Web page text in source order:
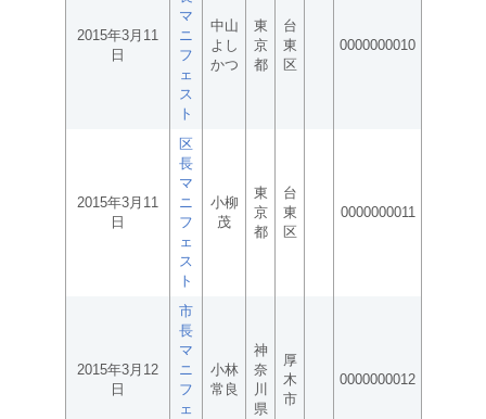
2015年3月11
日
マ
ニ
フ
ェ
ス
ト
中山
よし
かつ
東
京
都
台
東
区
0000000010
2015年3月11
日
区
長
マ
ニ
フ
ェ
ス
ト
小柳
茂
東
京
都
台
東
区
0000000011
2015年3月12
日
市
長
マ
ニ
フ
ェ
小林
常良
神
奈
川
県
厚
木
市
0000000012